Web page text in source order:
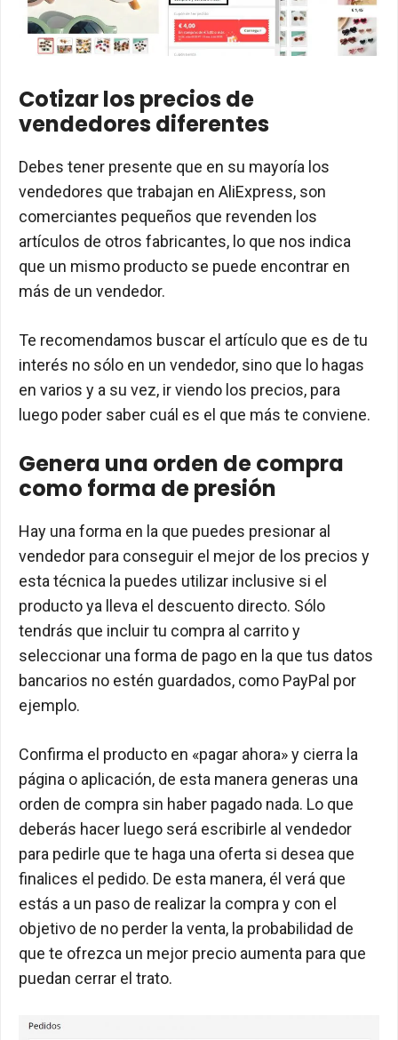
Cotizar los precios de
vendedores diferentes
Debes tener presente que en su mayoría los
vendedores que trabajan en AliExpress, son
comerciantes pequeños que revenden los
artículos de otros fabricantes, lo que nos indica
que un mismo producto se puede encontrar en
más de un vendedor.
Te recomendamos buscar el artículo que es de tu
interés no sólo en un vendedor, sino que lo hagas
en varios y a su vez, ir viendo los precios, para
luego poder saber cuál es el que más te conviene.
Genera una orden de compra
como forma de presión
Hay una forma en la que puedes presionar al
vendedor para conseguir el mejor de los precios y
esta técnica la puedes utilizar inclusive si el
producto ya lleva el descuento directo. Sólo
tendrás que incluir tu compra al carrito y
seleccionar una forma de pago en la que tus datos
bancarios no estén guardados, como PayPal por
ejemplo.
Confirma el producto en «pagar ahora» y cierra la
página o aplicación, de esta manera generas una
orden de compra sin haber pagado nada. Lo que
deberás hacer luego será escribirle al vendedor
para pedirle que te haga una oferta si desea que
finalices el pedido. De esta manera, él verá que
estás a un paso de realizar la compra y con el
objetivo de no perder la venta, la probabilidad de
que te ofrezca un mejor precio aumenta para que
puedan cerrar el trato.